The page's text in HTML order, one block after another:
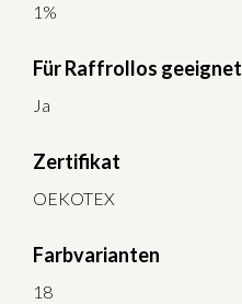
1%
Für Raffrollos geeignet
Ja
Zertifikat
OEKOTEX
Farbvarianten
18